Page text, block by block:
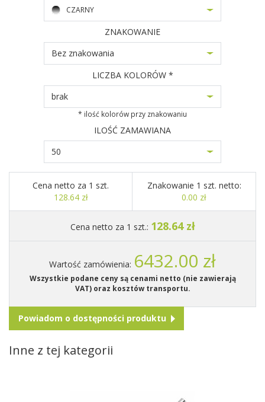
CZARNY
ZNAKOWANIE
Bez znakowania
LICZBA KOLORÓW *
brak
* ilość kolorów przy znakowaniu
ILOŚĆ ZAMAWIANA
50
Cena netto za 1 szt.
128.64 zł
Znakowanie 1 szt. netto:
0.00 zł
Cena netto za 1 szt.: 128.64 zł
Wartość zamówienia: 6432.00 zł
Wszystkie podane ceny są cenami netto (nie zawierają
VAT) oraz kosztów transportu.
Powiadom o dostępności produktu
Inne z tej kategorii